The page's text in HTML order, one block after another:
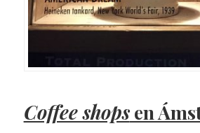
Coffee shopsen